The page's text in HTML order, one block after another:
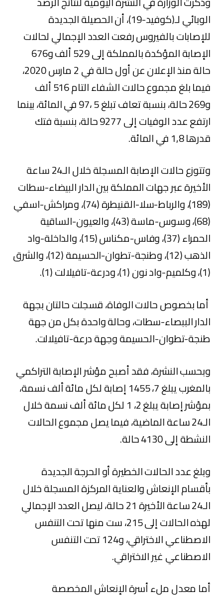
الوبائي لـ(كوفيد-19)، أن الحصيلة الجديدة
للإصابات بالفيروس رفعت العدد الإجمالي لحالات
الإصابة المؤكدة بالمملكة إلى 529 ألف و676
حالة منذ الإعلان عن أول حالة في 2 مارس 2020،
فيما بلغ مجموع حالات الشفاء التام 516 ألف
و269 حالة، بنسبة تعاف تبلغ 5 ،97 في المائة، بينما
ارتفع عدد الوفيات إلى 9277 حالة، بنسبة فتك
قدرها 1,8 في المائة.
وتتوزع حالات الإصابة المسجلة خلال الـ24 ساعة
الأخيرة عبر جهات المملكة بين الدار البيضاء-سطات
(189)، والرباط-سلا-القنيطرة (74)، ومراكش-اسفي
(68)، وسوس-ماسة (43)، والعيون-الساقية
الحمراء (37)، وفاس-مكناس (15)، والداخلة-واد
الذهب (12)، وطنجة-تطوان-الحسيمة (12)، والشرق
(1)، وكلميم-واد نون (1)، ودرعة-تافيلالت (1).
أما بخصوص حالات الوفاة، قسجلت حالتان بجهة
الدار الببصاء-سطات، وحالة واحدة بكل من جهة
طنجة-تطوان-الحسيمة وجهة درعة-تافيلالت.
وبحسب النشرة، فقد أصبح مؤشر الإصابة التراكمي
بالمغرب يبلغ 7، 1455 إصابة لكل مائة ألف نسمة،
بمؤشر إصابة يبلغ 2، 1 لكل مائة ألف نسمة خلال
الـ24 ساعة الماضية، فيما يصل مجموع الحالات
النشطة إلى 4130 حالة.
وبلغ عدد الحالات الخطيرة أو الحرجة الجديدة
بأقسام الإنعاش والعناية المركزة المسجلة خلال
الـ24 ساعة الأخيرة 21 حالة، ليصل العدد الإجمالي
لهذه الحالات إلى 215، ست منها تحت التنفس
الاصطناعي الاختراقي، و124 تحت التنفس
الاصطناعي غير الاختراقي.
أما معدل ملء أسرة الإنعاش المخصصة